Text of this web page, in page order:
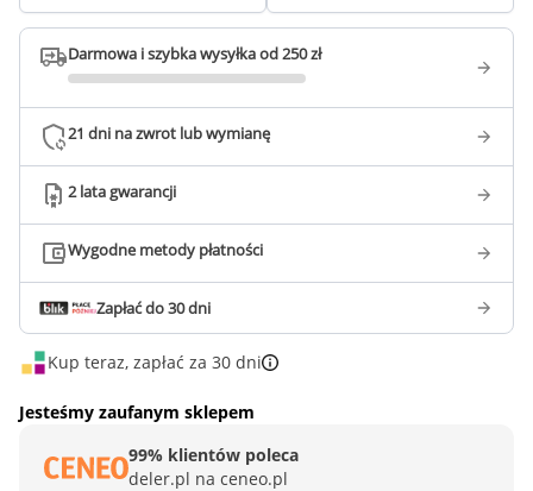
Darmowa i szybka wysyłka od 250 zł
21 dni na zwrot lub wymianę
2 lata gwarancji
Wygodne metody płatności
Zapłać do 30 dni
Kup teraz, zapłać za 30 dni
Jesteśmy zaufanym sklepem
99% klientów poleca
deler.pl na ceneo.pl